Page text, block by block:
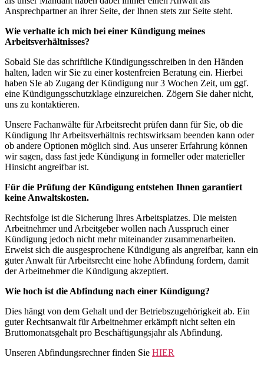
Ansprechpartner an ihrer Seite, der Ihnen stets zur Seite steht.
Wie verhalte ich mich bei einer Kündigung meines
Arbeitsverhältnisses?
Sobald Sie das schriftliche Kündigungsschreiben in den Händen
halten, laden wir Sie zu einer kostenfreien Beratung ein. Hierbei
haben SIe ab Zugang der Kündigung nur 3 Wochen Zeit, um ggf.
eine Kündigungsschutzklage einzureichen. Zögern Sie daher nicht,
uns zu kontaktieren.
Unsere Fachanwälte für Arbeitsrecht prüfen dann für Sie, ob die
Kündigung Ihr Arbeitsverhältnis rechtswirksam beenden kann oder
ob andere Optionen möglich sind. Aus unserer Erfahrung können
wir sagen, dass fast jede Kündigung in formeller oder materieller
Hinsicht angreifbar ist.
Für die Prüfung der Kündigung entstehen Ihnen garantiert
keine Anwaltskosten.
Rechtsfolge ist die Sicherung Ihres Arbeitsplatzes. Die meisten
Arbeitnehmer und Arbeitgeber wollen nach Ausspruch einer
Kündigung jedoch nicht mehr miteinander zusammenarbeiten.
Erweist sich die ausgesprochene Kündigung als angreifbar, kann ein
guter Anwalt für Arbeitsrecht eine hohe Abfindung fordern, damit
der Arbeitnehmer die Kündigung akzeptiert.
Wie hoch ist die Abfindung nach einer Kündigung?
Dies hängt von dem Gehalt und der Betriebszugehörigkeit ab. Ein
guter Rechtsanwalt für Arbeitnehmer erkämpft nicht selten ein
Bruttomonatsgehalt pro Beschäftigungsjahr als Abfindung.
Unseren Abfindungsrechner finden Sie HIER